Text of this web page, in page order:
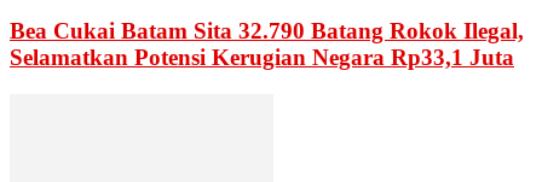
Bea Cukai Batam Sita 32.790 Batang Rokok Ilegal,
Selamatkan Potensi Kerugian Negara Rp33,1 Juta